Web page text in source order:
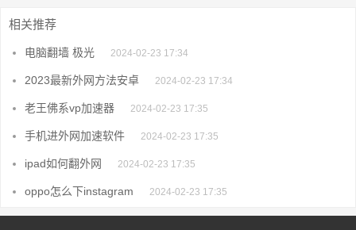
相关推荐
电脑翻墙 极光 2024-02-23 17:34
2023最新外网方法安卓 2024-02-23 17:34
老王佛系vp加速器 2024-02-23 17:35
手机进外网加速软件 2024-02-23 17:35
ipad如何翻外网 2024-02-23 17:35
oppo怎么下instagram 2024-02-23 17:35